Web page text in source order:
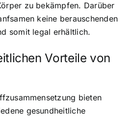
zu bekämpfen. Darüber
keine berauschenden
somit legal erhältlich.
Vorteile von
bieten
gesundheitliche